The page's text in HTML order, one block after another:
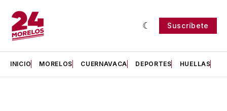
Suscríbete
INICIO MORELOS CUERNAVACA DEPORTES HUELLAS